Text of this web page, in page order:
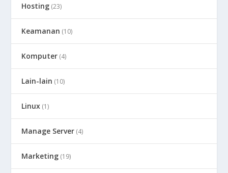
Hosting (23)
Keamanan (10)
Komputer (4)
Lain-lain (10)
Linux (1)
Manage Server (4)
Marketing (19)